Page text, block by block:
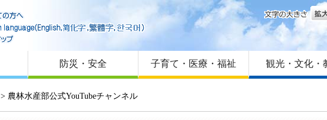
はじめての方へ
Foreign language
サイトマップ
文字
防災・安全 子育て・医療・福祉 観光・文化・
> 農林水産部公式YouTubeチャンネル